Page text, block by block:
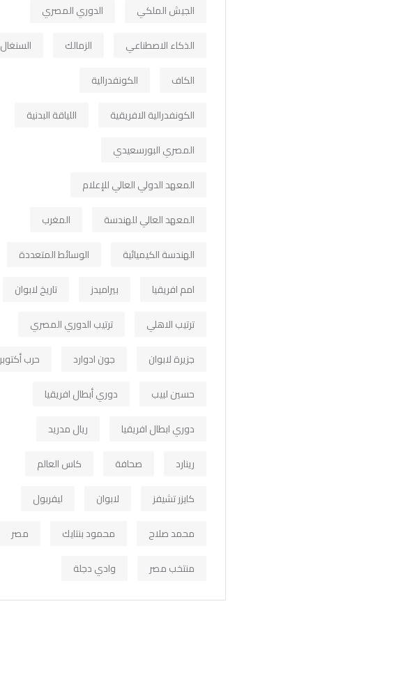
الجيش الملكي
الدوري المصري
الذكاء الاصطناعي
الزمالك
السنغال
الكاف
الكونفدرالية
الكونفدرالية الافريقية
اللياقة البدنية
المصري البورسعيدي
المعهد الدولي العالي للإعلام
المعهد العالي للهندسة
المغرب
الهندسة الكيميائية
الوسائط المتعددة
امم افريقيا
بيراميدز
تاريخ لابوان
ترتيب الاهلي
ترتيب الدوري المصري
جزيرة لابوان
جون ادوارد
حرب أكتوبر
حسين لبيب
دوري أبطال افريقيا
دوري ابطال افريقيا
ريال مدريد
رينارد
صحافة
كاس العالم
كايزر تشيفز
لابوان
ليفربول
محمد صلاح
محمود بنتايك
مصر
منتخب مصر
وادي دجلة